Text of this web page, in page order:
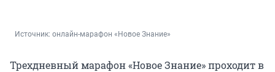
Источник: онлайн-марафон «Новое Знание»
Трехдневный марафон «Новое Знание» проходит в